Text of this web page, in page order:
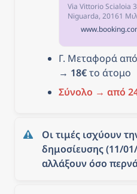
Via Vittorio Scialoia
Niguarda, 20161
Ιταλία - Μετά την
κράτηση, όλα τα
του καταλύματος,
του τηλεφώνου και
διεύθυνσης,
κράτησης και τον
Γ. Μεταφορά
→ 18€ το άτομο
Σύνολο → από
Οι τιμές ισχύουν
δημοσίευσης (11/
αλλάξουν όσο